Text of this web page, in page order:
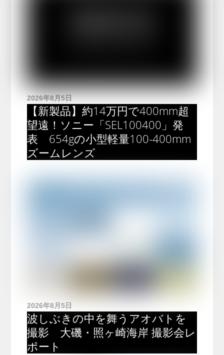
2026年8月5日
【新製品】約14万円で400mm超
望遠！ソニー「SEL100400」発
表 654gの小型軽量100-400mm
ズームレンズ
2026年8月5日
波しぶきの中を舞うアオバトを
撮影 大磯・照ヶ崎海岸 撮影会レ
ポート